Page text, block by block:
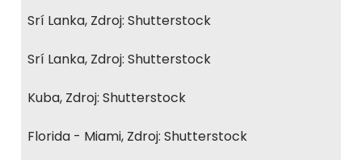
Srí Lanka, Zdroj: Shutterstock
Srí Lanka, Zdroj: Shutterstock
Kuba, Zdroj: Shutterstock
Florida - Miami, Zdroj: Shutterstock